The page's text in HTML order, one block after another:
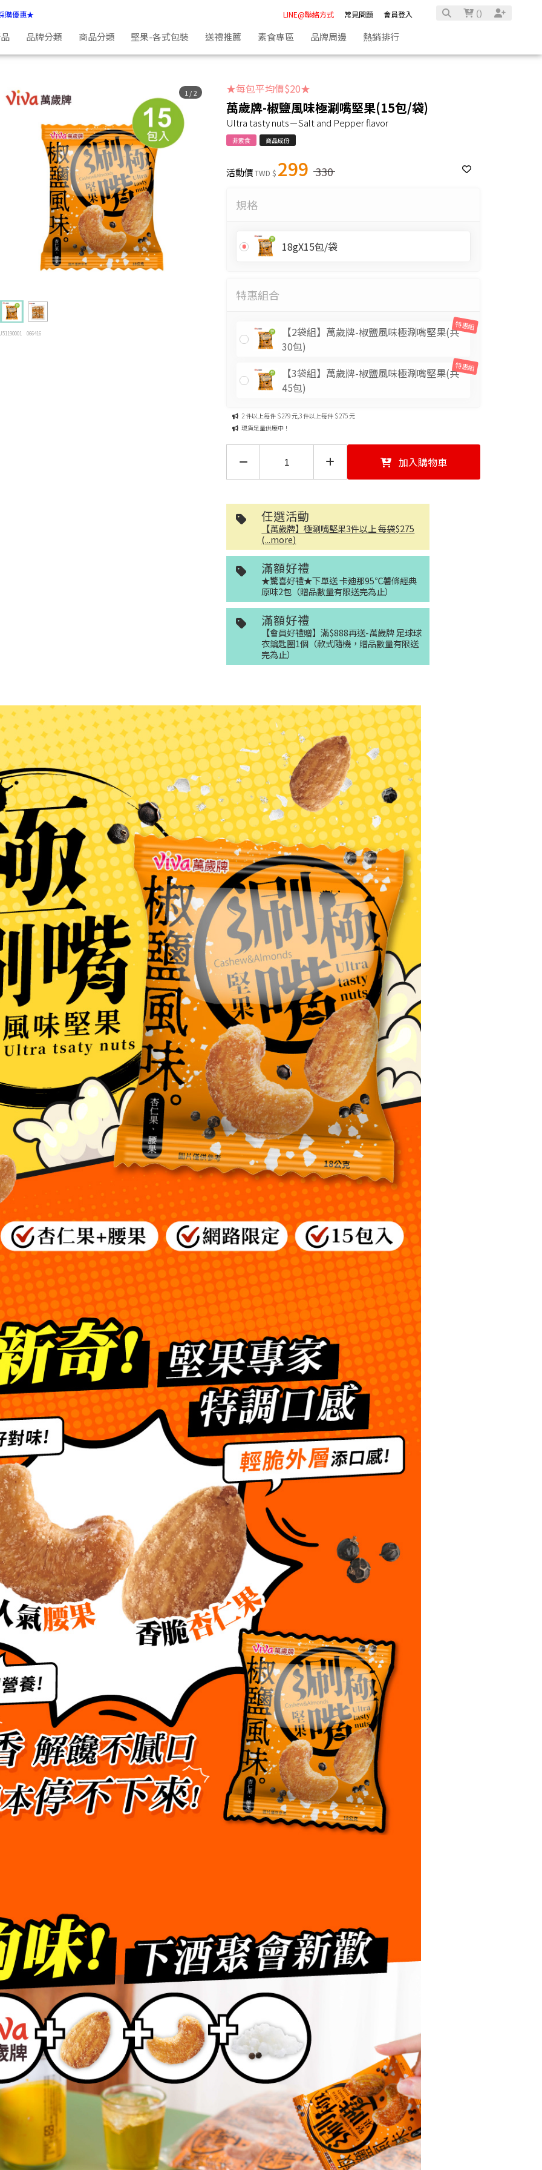
購優惠★ LINE@聯絡方式 常見問題 會員登入 ()
品牌分類 商品分類 堅果-各式包裝 送禮推薦 素食專區 品牌周邊 熱銷排行
1 /2
066416
★每包平均價$20★
萬歲牌-椒鹽風味極涮嘴堅果(15包/袋)
Ultra tasty nuts－Salt and Pepper flavor
非素食 商品成份
活動價TWD $ 299 330
規格
18gX15包/袋
特惠組合
特惠組
【2袋組】萬歲牌-椒鹽風味極涮嘴堅果(共
30包)
特惠組
【3袋組】萬歲牌-椒鹽風味極涮嘴堅果(共
45包)
2 件以上每件 $279 元,3 件以上每件 $275 元
現貨足量供應中！
加入購物車
任選活動
【萬歲牌】極涮嘴堅果3件以上 每袋$275
(...more)
滿額好禮
★驚喜好禮★下單送 卡廸那95℃薯條經典
原味2包（贈品數量有限送完為止）
滿額好禮
【會員好禮贈】滿$888再送-萬歲牌 足球球
衣鑰匙圈1個（款式隨機，贈品數量有限送
完為止）
特惠組
【2袋組】萬歲牌-椒鹽風味極涮嘴堅果(共30包)
【3袋組】萬歲牌-椒鹽風味極涮嘴堅果(共45包)
$279 元,3 件以上每件 $275 元
中！
加入購物車 確定並返回